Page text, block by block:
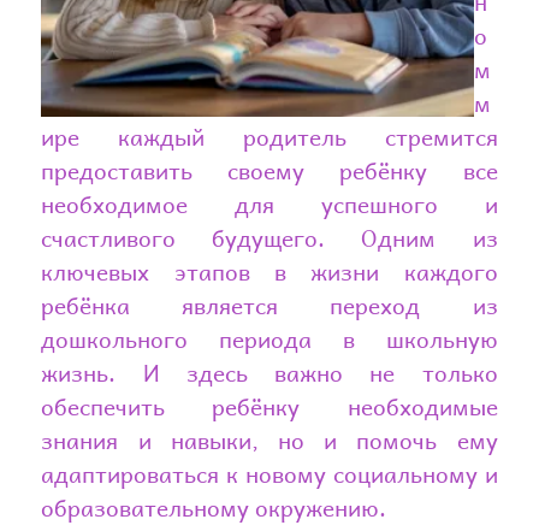
о
м
м
ире каждый родитель стремится
предоставить своему ребёнку все
необходимое для успешного и
счастливого будущего. Одним из
ключевых этапов в жизни каждого
ребёнка является переход из
дошкольного периода в школьную
жизнь. И здесь важно не только
обеспечить ребёнку необходимые
знания и навыки, но и помочь ему
адаптироваться к новому социальному и
образовательному окружению.